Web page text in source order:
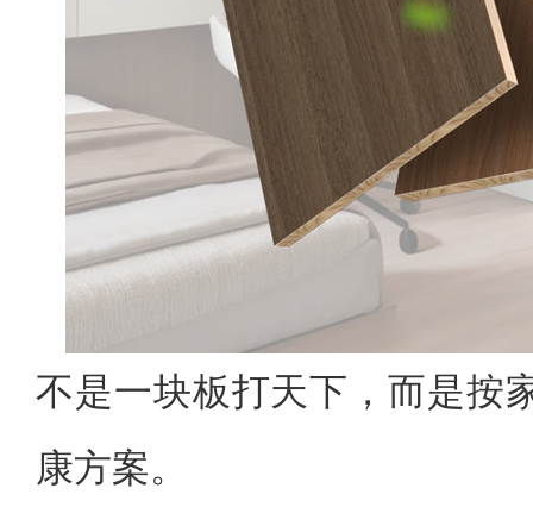
不是一块板打天下，而是按
康方案。